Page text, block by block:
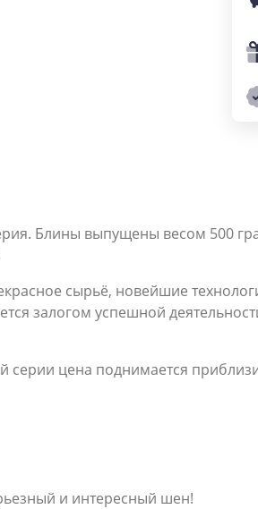
Блины выпущены весом 500
сырьё, новейшие
залогом успешной
цена поднимается
и интересный шен!